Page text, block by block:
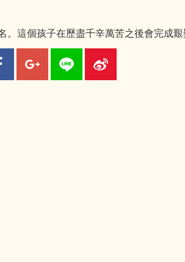
個孩子在歷盡千辛萬苦之後會完成